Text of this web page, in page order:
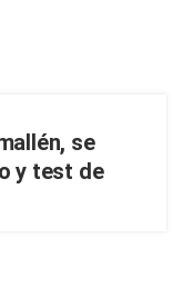
se
y test de